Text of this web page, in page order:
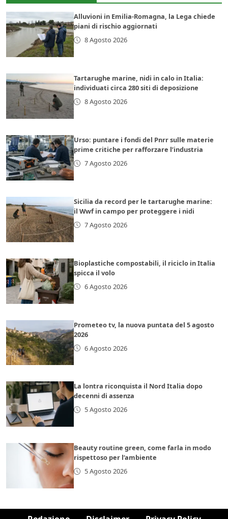
Alluvioni in Emilia-Romagna, la Lega chiede
piani di rischio aggiornati
8 Agosto 2026
Tartarughe marine, nidi in calo in Italia:
individuati circa 280 siti di deposizione
8 Agosto 2026
Urso: puntare i fondi del Pnrr sulle materie
prime critiche per rafforzare l’industria
7 Agosto 2026
Sicilia da record per le tartarughe marine:
il Wwf in campo per proteggere i nidi
7 Agosto 2026
Bioplastiche compostabili, il riciclo in Italia
spicca il volo
6 Agosto 2026
Prometeo tv, la nuova puntata del 5 agosto
2026
6 Agosto 2026
La lontra riconquista il Nord Italia dopo
decenni di assenza
5 Agosto 2026
Beauty routine green, come farla in modo
rispettoso per l’ambiente
5 Agosto 2026